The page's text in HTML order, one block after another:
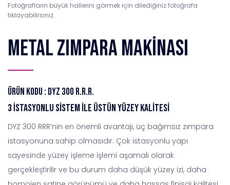
Fotoğrafların büyük hallerini görmek için dilediğiniz fotoğrafa
tıklayabilirsiniz.
Metal Zımpara Makinası
Ürün Kodu : DYZ 300 R.R.R.
3 İstasyonlu Sistem ile Üstün Yüzey Kalitesi
DYZ 300 RRR’nin en önemli avantajı, üç bağımsız zımpara
istasyonuna sahip olmasıdır. Çok istasyonlu yapı
sayesinde yüzey işleme işlemi aşamalı olarak
gerçekleştirilir ve bu durum daha düşük yüzey izi, daha